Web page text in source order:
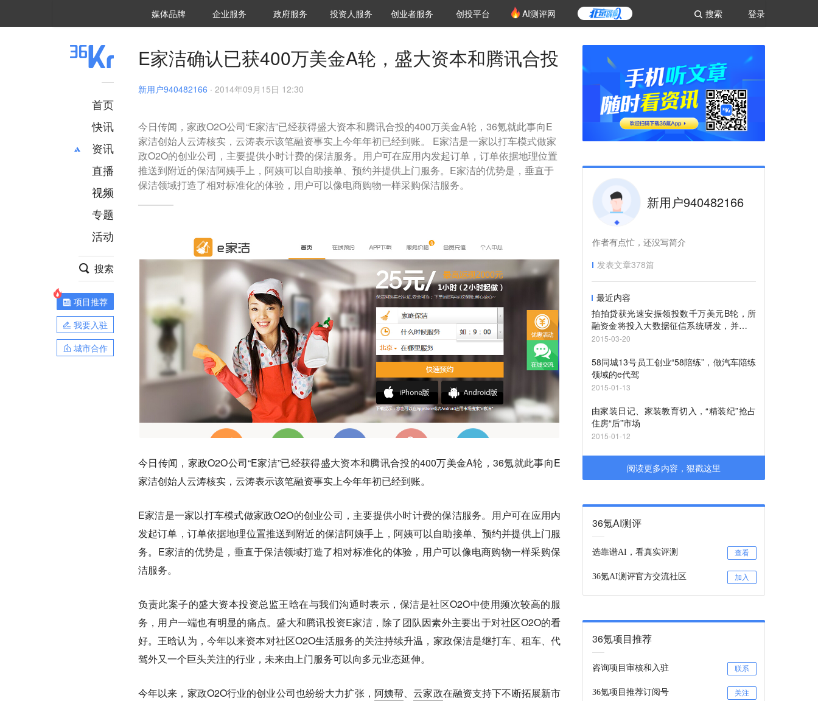
登录
搜索
媒体品牌 36Kr研究院
企业服务 城市之窗
政府服务 VClub投资机构库
投资机构职位推介
投资人服务 创投氪堂
创业者服务 创投平台 AI测评网
首页
快讯
资讯
推荐
财经
项目推荐
安徽
直播
视频
专题
活动
搜索
项目推荐
我要入驻
城市合作
E家洁确认已获400万美金A轮，盛大资本和腾讯合投
新用户940482166 · 2014年09月15日 12:30
今日传闻，家政O2O公司“E家洁”已经获得盛大资本和腾讯合投的400万美金A轮，36氪就此事向E
家洁创始人云涛核实，云涛表示该笔融资事实上今年年初已经到账。 E家洁是一家以打车模式做家
政O2O的创业公司，主要提供小时计费的保洁服务。用户可在应用内发起订单，订单依据地理位置
推送到附近的保洁阿姨手上，阿姨可以自助接单、预约并提供上门服务。E家洁的优势是，垂直于
保洁领域打造了相对标准化的体验，用户可以像电商购物一样采购保洁服务。
今日传闻，家政O2O公司“E家洁”已经获得盛大资本和腾讯合投的400万美金A轮，36氪就此事向E
家洁创始人云涛核实，云涛表示该笔融资事实上今年年初已经到账。
E家洁是一家以打车模式做家政O2O的创业公司，主要提供小时计费的保洁服务。用户可在应用内
发起订单，订单依据地理位置推送到附近的保洁阿姨手上，阿姨可以自助接单、预约并提供上门服
务。E家洁的优势是，垂直于保洁领域打造了相对标准化的体验，用户可以像电商购物一样采购保
洁服务。
负责此案子的盛大资本投资总监王晗在与我们沟通时表示，保洁是社区O2O中使用频次较高的服
务，用户一端也有明显的痛点。盛大和腾讯投资E家洁，除了团队因素外主要出于对社区O2O的看
好。王晗认为，今年以来资本对社区O2O生活服务的关注持续升温，家政保洁是继打车、租车、代
驾外又一个巨头关注的行业，未来由上门服务可以向多元业态延伸。
今年以来，家政O2O行业的创业公司也纷纷大力扩张， 阿姨帮 、云家政在融资支持下不断拓展新市
新用户940482166
作者有点忙，还没写简介
发表文章378篇
最近内容
拍拍贷获光速安振领投数千万美元B轮，所
融资金将投入大数据征信系统研发，并将继
续坚持纯线上模式
2015-03-20
58同城13号员工创业“58陪练”，做汽车陪练
领域的e代驾
2015-01-13
由家装日记、家装教育切入，“精装纪”抢占
住房“后”市场
2015-01-12
阅读更多内容，狠戳这里
36氪AI测评
选靠谱AI，看真实评测 查看
36氪AI测评官方交流社区 加入
36氪项目推荐
咨询项目审核和入驻 联系
36氪项目推荐订阅号 关注